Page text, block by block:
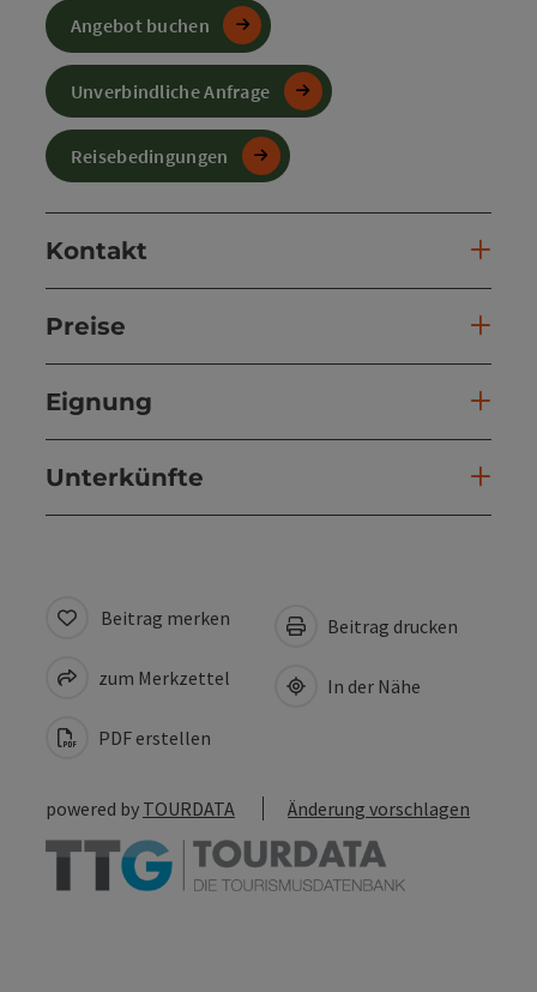
Angebot buchen
Unverbindliche Anfrage
Reisebedingungen
Kontakt
Preise
Eignung
Unterkünfte
Beitrag merken
zum Merkzettel
PDF erstellen
Beitrag drucken
In der Nähe
powered by TOURDATA Änderung vorschlagen